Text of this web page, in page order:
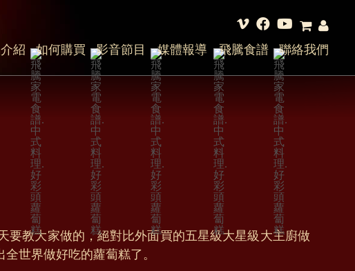
紹 如何購買 影音節目 媒體報導 飛騰食譜 聯絡我們
教大家做的，絕對比外面買的五星級大星級大主廚做
世界做好吃的蘿蔔糕了。